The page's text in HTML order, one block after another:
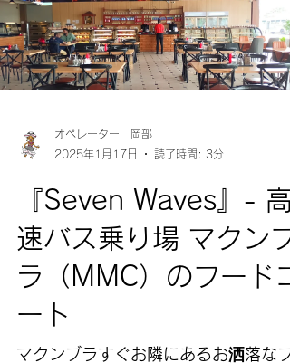
オペレーター 岡部
2025年1月17日
読了時間: 3分
『Seven Waves』- 高
速バス乗り場 マクンブ
ラ（MMC）のフードコ
ート
マクンブラすぐお隣にあるお洒落なフ